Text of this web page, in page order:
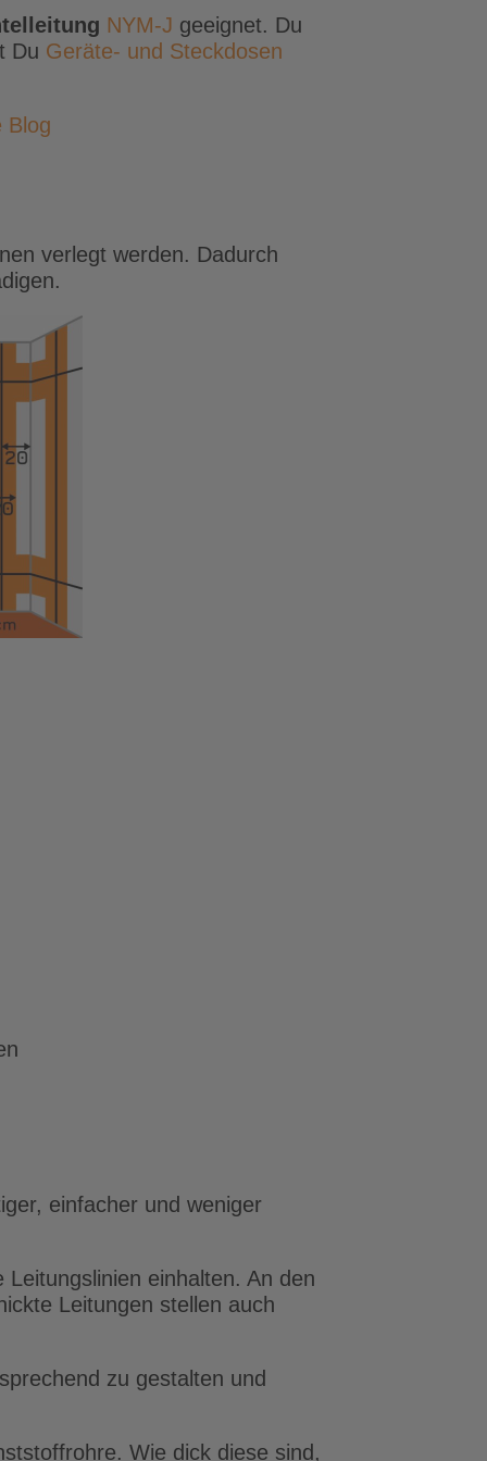
NYM-J geeignet. Du
Du Geräte- und Steckdosen
Blog
verlegt werden. Dadurch
einfacher und weniger
einhalten. An den
Leitungen stellen auch
zu gestalten und
Wie dick diese sind,